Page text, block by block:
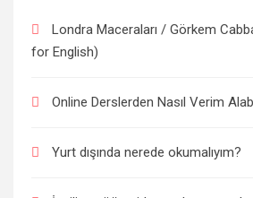
Londra Maceraları / Görkem
for English)
Online Derslerden Nasıl Verim
Yurt dışında nerede okumalıyım?